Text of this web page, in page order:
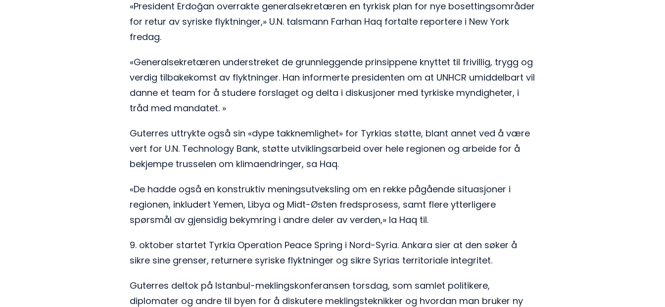
«President Erdoğan overrakte generalsekretæren en tyrkisk plan for nye bosettingsområder
for retur av syriske flyktninger,» U.N. talsmann Farhan Haq fortalte reportere i New York
fredag.
«Generalsekretæren understreket de grunnleggende prinsippene knyttet til frivillig, trygg og
verdig tilbakekomst av flyktninger. Han informerte presidenten om at UNHCR umiddelbart vil
danne et team for å studere forslaget og delta i diskusjoner med tyrkiske myndigheter, i
tråd med mandatet. »
Guterres uttrykte også sin «dype takknemlighet» for Tyrkias støtte, blant annet ved å være
vert for U.N. Technology Bank, støtte utviklingsarbeid over hele regionen og arbeide for å
bekjempe trusselen om klimaendringer, sa Haq.
«De hadde også en konstruktiv meningsutveksling om en rekke pågående situasjoner i
regionen, inkludert Yemen, Libya og Midt-Østen fredsprosess, samt flere ytterligere
spørsmål av gjensidig bekymring i andre deler av verden,» la Haq til.
9. oktober startet Tyrkia Operation Peace Spring i Nord-Syria. Ankara sier at den søker å
sikre sine grenser, returnere syriske flyktninger og sikre Syrias territoriale integritet.
Guterres deltok på Istanbul-meklingskonferansen torsdag, som samlet politikere,
diplomater og andre til byen for å diskutere meklingsteknikker og hvordan man bruker ny